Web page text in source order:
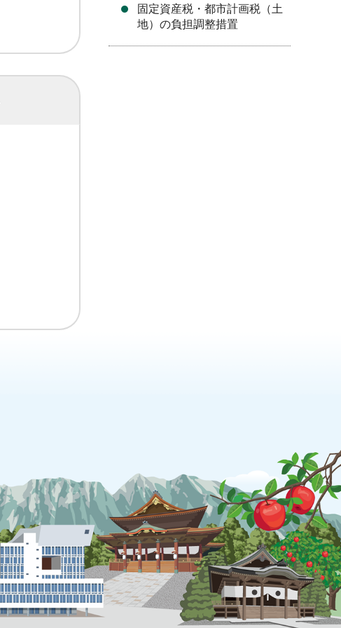
固定資産税・都市計画税（土
地）の負担調整措置